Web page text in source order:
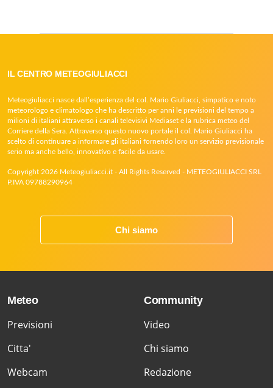
IL CENTRO METEOGIULIACCI
Meteogiuliacci nasce dall’esperienza del col. Mario Giuliacci, simpatico e noto
meteorologo e climatologo che ha descritto per anni le previsioni del tempo a
milioni di italiani attraverso i canali televisivi Mediaset e la rubrica meteo del
Corriere della Sera. Attraverso questo nuovo portale il col. Mario Giuliacci ha
scelto di continuare a informare gli italiani fornendo loro un servizio previsionale
serio ma anche bello, innovativo e facile da usare.
Copyright 2026 Meteogiuliacci.it - All Rights Reserved - METEOGIULIACCI SRL
P.IVA 09788290964
Chi siamo
Meteo
Previsioni
Citta'
Webcam
Community
Video
Chi siamo
Redazione